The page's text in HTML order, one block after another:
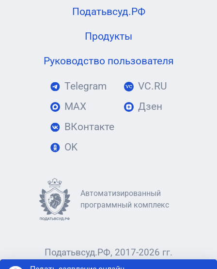
Податьвсуд.РФ
Продукты
Руководство пользователя
Telegram
MAX
ВКонтакте
OK
VC.RU
Дзен
Автоматизированный
программный комплекс
Податьвсуд.РФ, 2017-2026 гг.